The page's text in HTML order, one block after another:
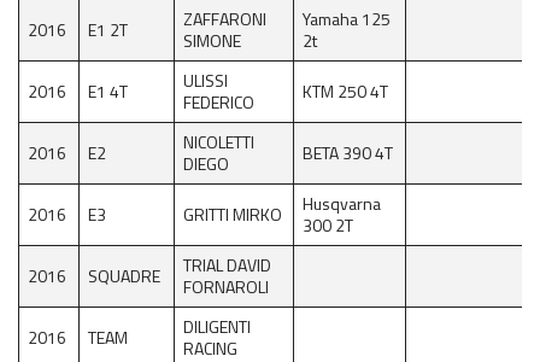
2016 E1 2T
ZAFFARONI
SIMONE
Yamaha 125
2t
2016
E1 4T
ULISSI
FEDERICO
KTM 250 4T
2016 E2
NICOLETTI
DIEGO
BETA 390 4T
2016 E3 GRITTI MIRKO
Husqvarna
300 2T
2016
SQUADRE
TRIAL DAVID
FORNAROLI
2016
TEAM
DILIGENTI
RACING